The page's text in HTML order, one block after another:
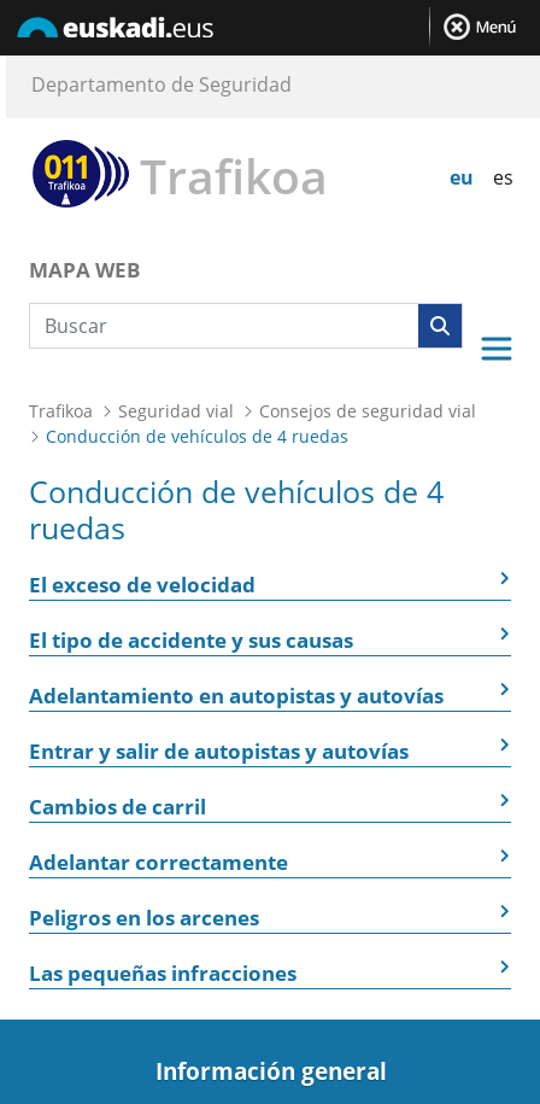
Trafikoa eu es
Departamento de Seguridad
MAPA WEB
Búsqueda web
Trafikoa Seguridad vial
Consejos de seguridad vial
Conducción de vehículos de 4 ruedas
Conducción de vehículos de 4
ruedas
El exceso de velocidad
El tipo de accidente y sus causas
Adelantamiento en autopistas y autovías
Entrar y salir de autopistas y autovías
Cambios de carril
Adelantar correctamente
Peligros en los arcenes
Las pequeñas infracciones
Información general